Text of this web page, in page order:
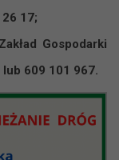
17;
Gospodarki
609 101 967.